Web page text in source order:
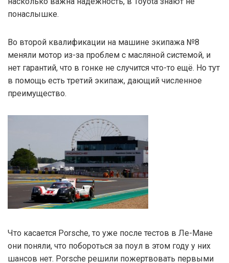
понаслышке.
Во второй квалификации на машине экипажа №8
меняли мотор из-за проблем с масляной системой, и
нет гарантий, что в гонке не случится что-то ещё. Но тут
в помощь есть третий экипаж, дающий численное
преимущество.
Что касается Porsche, то уже после тестов в Ле-Мане
они поняли, что побороться за поул в этом году у них
шансов нет. Porsche решили пожертвовать первыми